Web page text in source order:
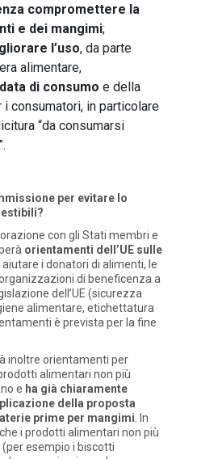
compromettere la
e dei mangimi;
l’uso, da parte
alimentare,
di consumo e della
consumatori, in particolare
“da consumarsi
per evitare lo
con gli Stati membri e
orientamenti dell’UE sulle
aiutare i donatori di alimenti, le
di beneficenza a
dell’UE (sicurezza
alimentare, etichettatura
è prevista per la fine
inoltre orientamenti per
alimentari non più
e ha già chiaramente
della proposta
prime per mangimi . In
i prodotti alimentari non più
esempio i biscotti